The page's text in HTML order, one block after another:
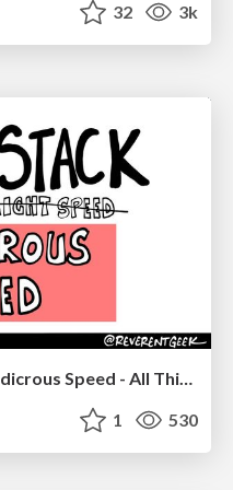
32 3k
JAMstack: Web Apps at Ludicrous Speed - All Things Open 2022
1 530